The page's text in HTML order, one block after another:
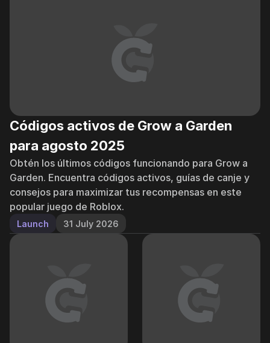
Códigos activos de Grow a Garden
para agosto 2025
Obtén los últimos códigos funcionando para Grow a
Garden. Encuentra códigos activos, guías de canje y
consejos para maximizar tus recompensas en este
popular juego de Roblox.
Launch 31 July 2026